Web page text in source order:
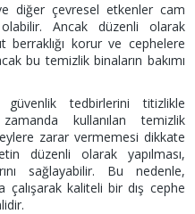
diğer çevresel etkenler cam
Ancak düzenli olarak
korur ve cephelere
bu temizlik binaların bakımı
tedbirlerini titizlikle
kullanılan temizlik
zarar vermemesi dikkate
düzenli olarak yapılması,
sağlayabilir. Bu nedenle,
kaliteli bir dış cephe